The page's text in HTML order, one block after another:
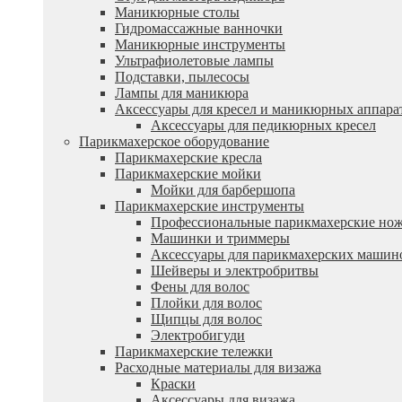
Маникюрные столы
Гидромассажные ванночки
Маникюрные инструменты
Ультрафиолетовые лампы
Подставки, пылесосы
Лампы для маникюра
Аксессуары для кресел и маникюрных
Аксессуары для педикюрных кресел
Парикмахерское оборудование
Парикмахерские кресла
Парикмахерские мойки
Мойки для барбершопа
Парикмахерские инструменты
Профессиональные парикмахерские
Машинки и триммеры
Аксессуары для парикмахерских
Шейверы и электробритвы
Фены для волос
Плойки для волос
Щипцы для волос
Электробигуди
Парикмахерские тележки
Расходные материалы для визажа
Краски